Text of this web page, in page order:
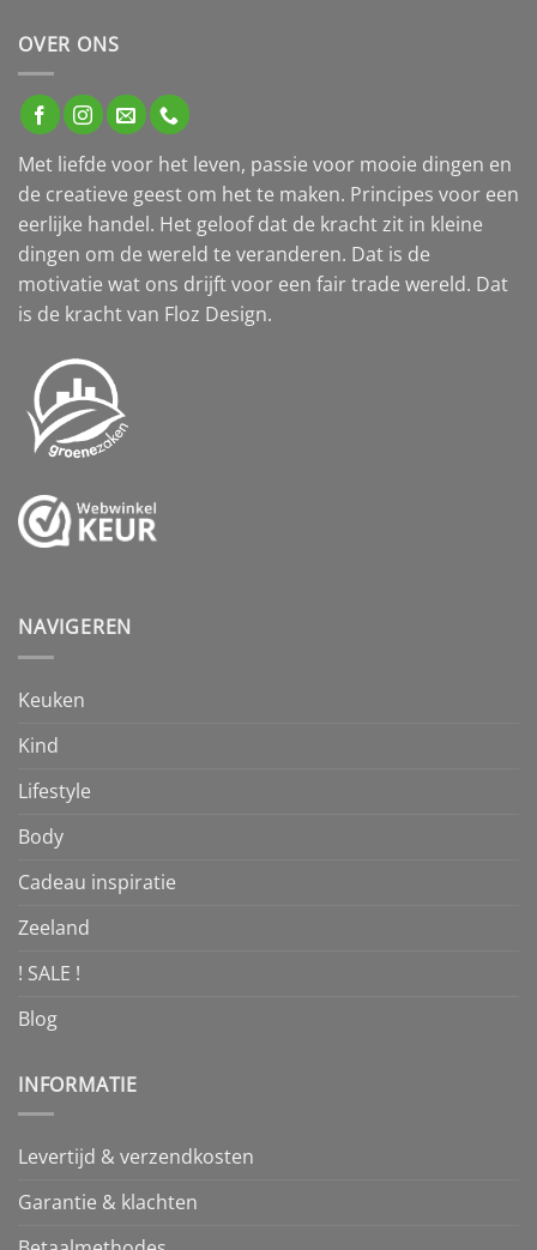
OVER ONS
Met liefde voor het leven, passie voor mooie dingen en
de creatieve geest om het te maken. Principes voor een
eerlijke handel. Het geloof dat de kracht zit in kleine
dingen om de wereld te veranderen. Dat is de
motivatie wat ons drijft voor een fair trade wereld. Dat
is de kracht van Floz Design.
NAVIGEREN
Keuken
Kind
Lifestyle
Body
Cadeau inspiratie
Zeeland
! SALE !
Blog
INFORMATIE
Levertijd & verzendkosten
Garantie & klachten